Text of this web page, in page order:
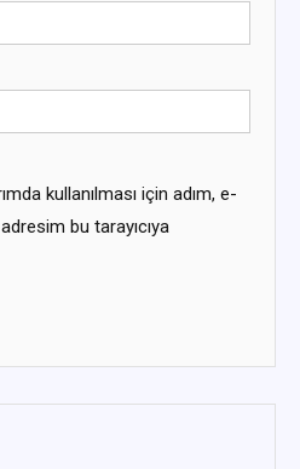
kullanılması için adım, e-
bu tarayıcıya